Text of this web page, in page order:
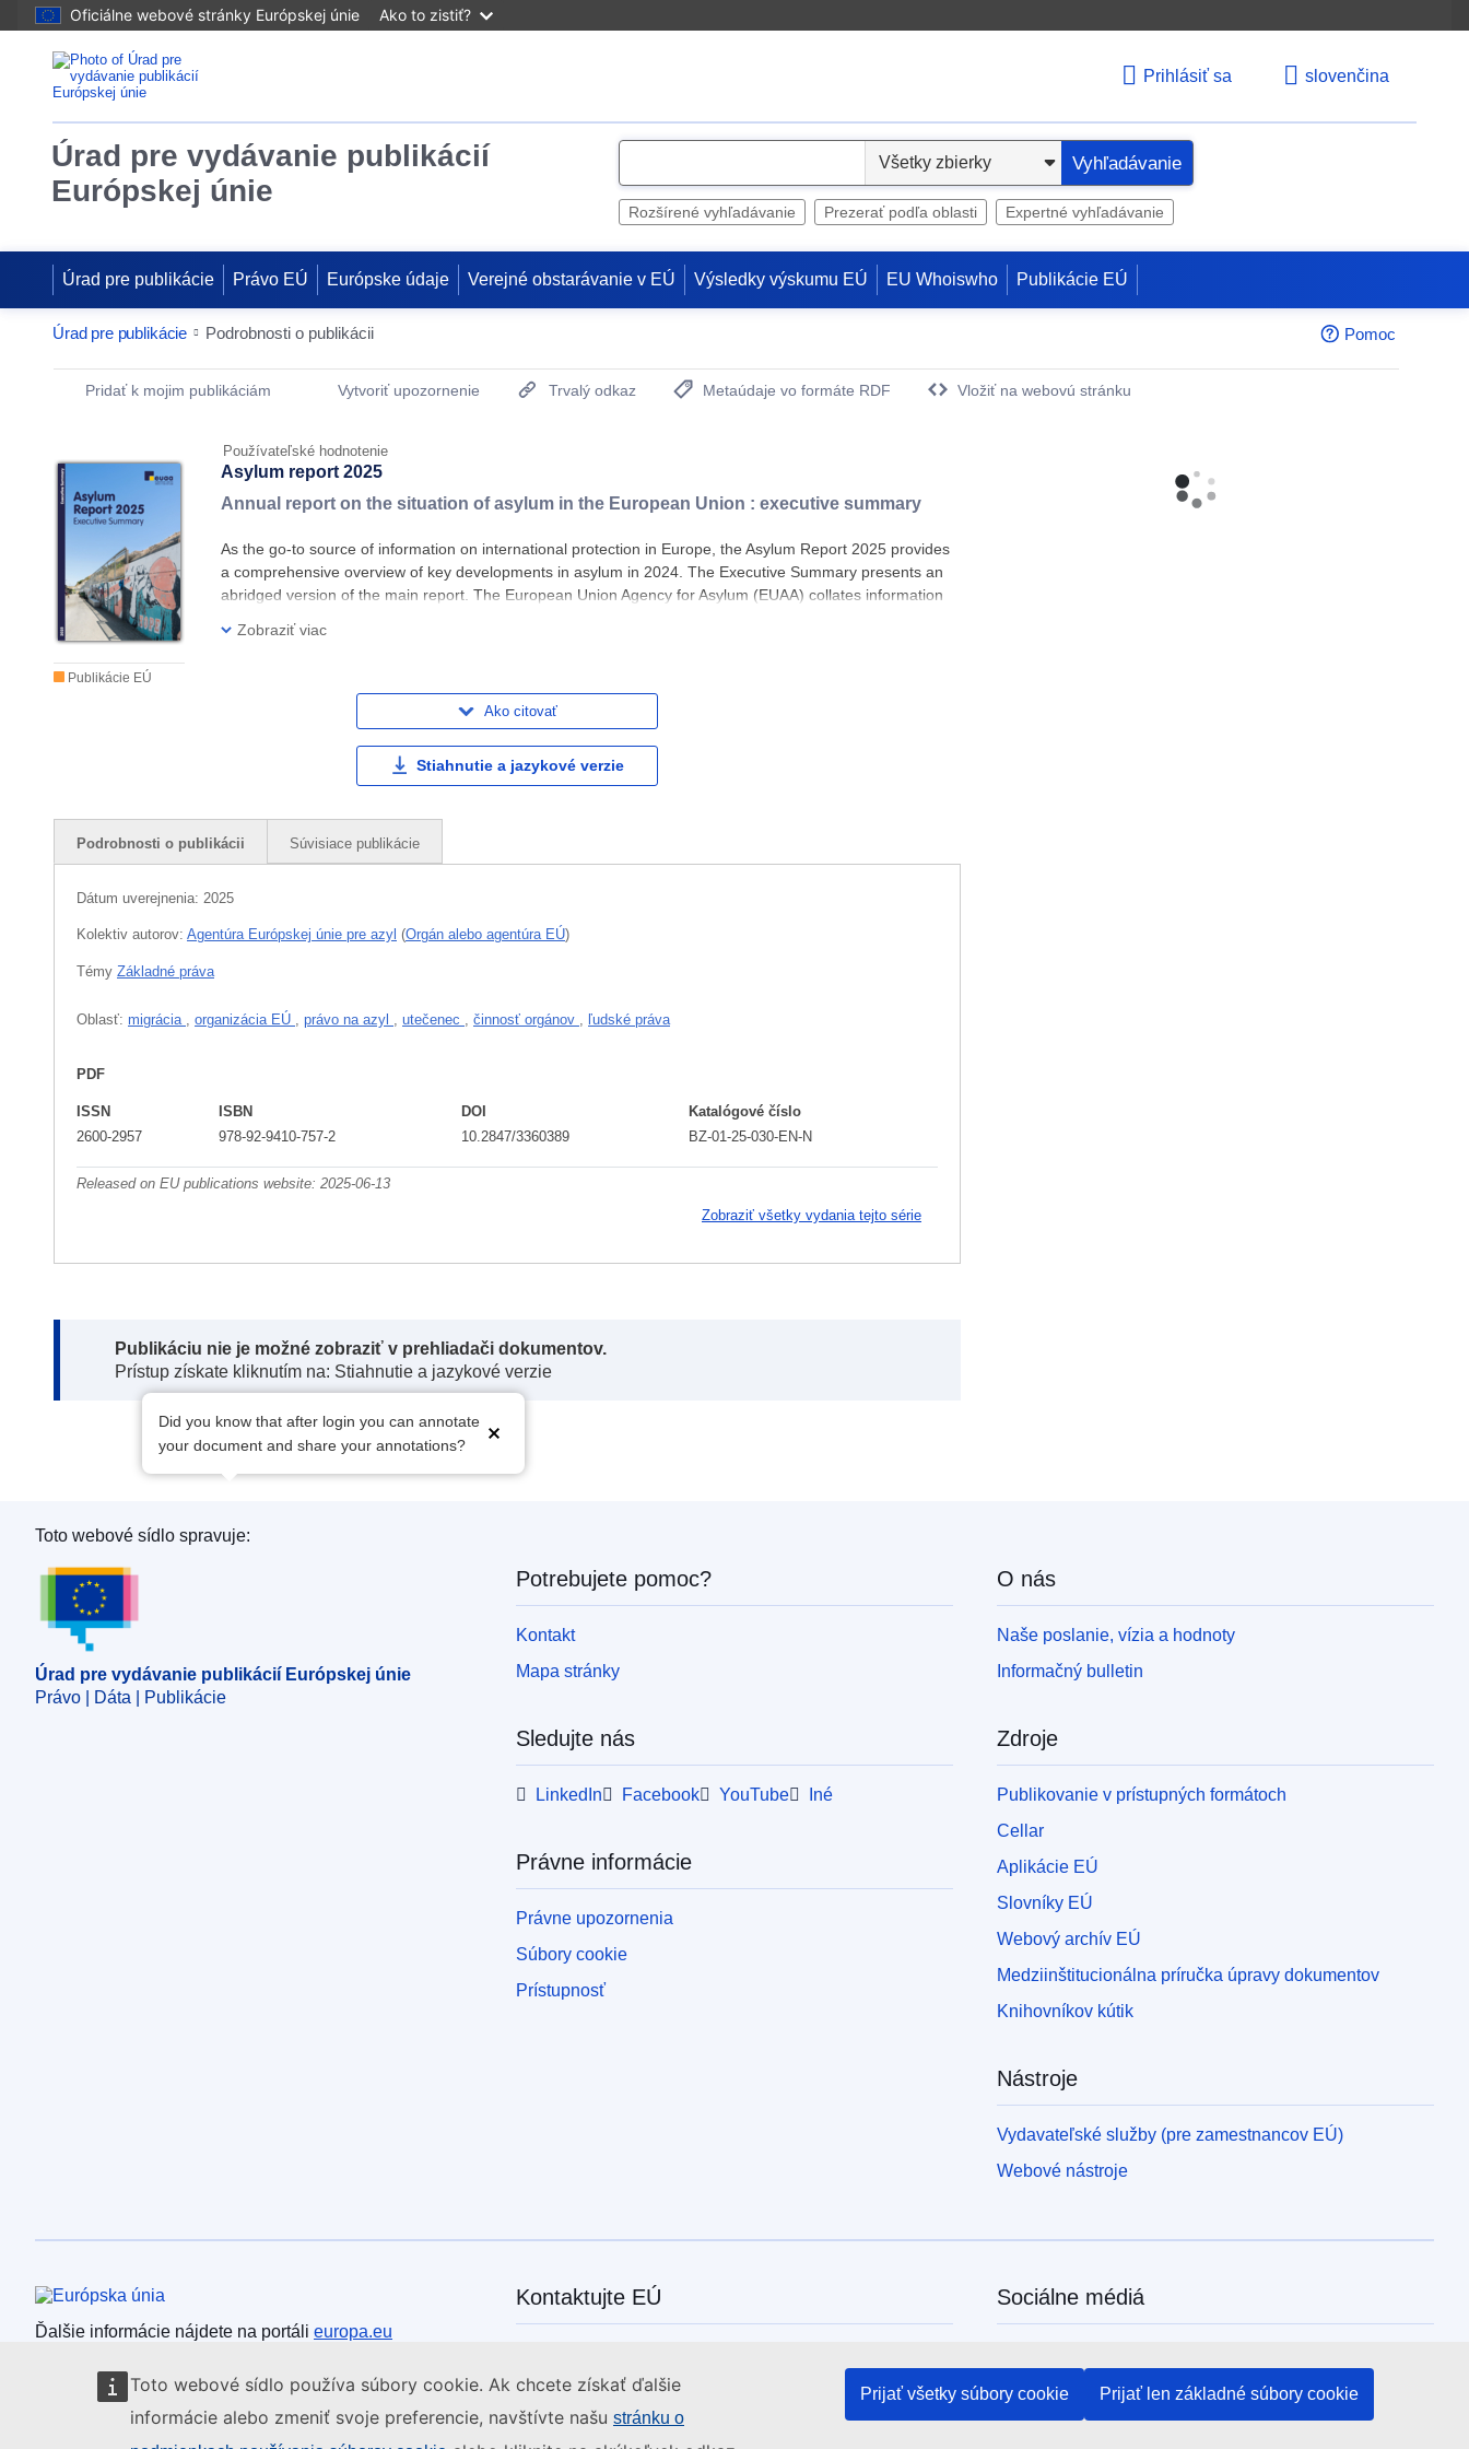
Oficiálne webové stránky Európskej únie Ako to zistiť?
Toto webové sídlo používa súbory cookie. Ak chcete získať ďalšie
informácie alebo zmeniť svoje preferencie, navštívte našu stránku o
Prijať všetky súbory cookie Prijať len základné súbory cookie
Prihlásiť sa slovenčina
Úrad pre vydávanie publikácií
Európskej únie
e
Vyhľadávanie
Rozšírené vyhľadávanie Prezerať podľa oblasti Expertné vyhľadávanie
Úrad pre publikácie Právo EÚ Európske údaje Verejné obstarávanie v EÚ Výsledky výskumu EÚ EU Whoiswho Publikácie EÚ
Úrad pre publikácie Podrobnosti o publikácii Pomoc
Publication Detail Actions Portlet
Pridať k mojim publikáciám Vytvoriť upozornenie Trvalý odkaz
Metaúdaje vo formáte RDF
Vložiť na webovú stránku
Používateľské hodnotenie
Publikácie EÚ
Asylum report 2025
Annual report on the situation of asylum in the European Union : executive summary
As the go-to source of information on international protection in Europe, the Asylum Report 2025 provides
a comprehensive overview of key developments in asylum in 2024. The Executive Summary presents an
abridged version of the main report. The European Union Agency for Asylum (EUAA) collates information
Zobraziť viac
Ako citovať
Stiahnutie a jazykové verzie
Podrobnosti o publikácii Súvisiace publikácie
Dátum uverejnenia: 2025
Kolektiv autorov: Agentúra Európskej únie pre azyl (Orgán alebo agentúra EÚ)
Témy Základné práva
Oblasť: migrácia , organizácia EÚ , právo na azyl , utečenec , činnosť orgánov , ľudské práva
PDF
ISSN
2600-2957
ISBN
978-92-9410-757-2
DOI
10.2847/3360389
Katalógové číslo
BZ-01-25-030-EN-N
Released on EU publications website: 2025-06-13
Zobraziť všetky vydania tejto série
Note:
Publikáciu nie je možné zobraziť v prehliadači dokumentov.
Prístup získate kliknutím na: Stiahnutie a jazykové verzie
Did you know that after login you can annotate
your document and share your annotations?
Úrad pre vydávanie publikácií Európskej únie
Toto webové sídlo spravuje:
Úrad pre vydávanie publikácií Európskej únie
Právo | Dáta | Publikácie
Potrebujete pomoc?
Kontakt
Mapa stránky
Sledujte nás
LinkedIn Facebook YouTube Iné
Právne informácie
Právne upozornenia
Súbory cookie
Prístupnosť
O nás
Naše poslanie, vízia a hodnoty
Informačný bulletin
Zdroje
Publikovanie v prístupných formátoch
Cellar
Aplikácie EÚ
Slovníky EÚ
Webový archív EÚ
Medziinštitucionálna príručka úpravy dokumentov
Knihovníkov kútik
Nástroje
Vydavateľské služby (pre zamestnancov EÚ)
Webové nástroje
Európska únia
Ďalšie informácie nájdete na portáli europa.eu
Kontaktujte EÚ
Iné spôsoby, ako nás kontaktovať telefonicky
Napíšte nám cez kontaktný formulár
Sociálne médiá
Inštitúcie a orgány EÚ